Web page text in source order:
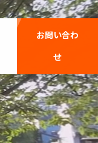
お問い合わ
せ